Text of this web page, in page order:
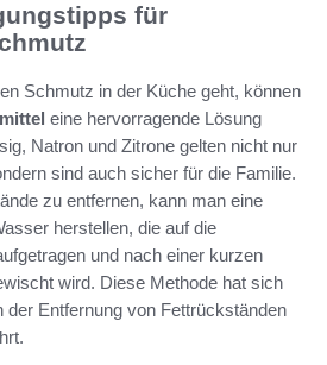
für
Schmutz in der Küche geht, können
eine hervorragende Lösung
Natron und Zitrone gelten nicht nur
sind auch sicher für die Familie.
zu entfernen, kann man eine
herstellen, die auf die
und nach einer kurzen
wird. Diese Methode hat sich
der Entfernung von Fettrückständen